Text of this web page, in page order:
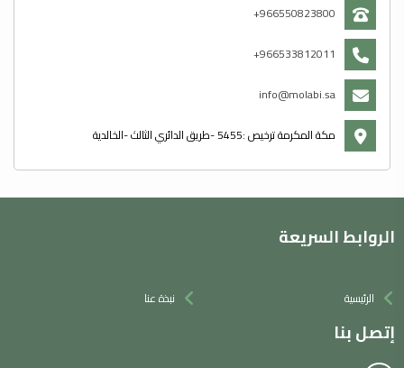
966550823800+
966533812011+
info@molabi.sa
مكة المكرمة ترخيص :5455 -طريق الدائري الثالث -الخالدية
الروابط السريعة
الرئيسية نبذة عنا
إتصل بنا